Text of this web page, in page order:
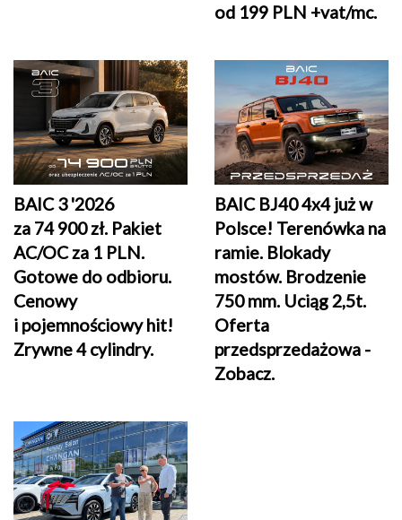
od 199 PLN +vat/mc.
BAIC 3 '2026
za 74 900 zł. Pakiet
AC/OC za 1 PLN.
Gotowe do odbioru.
Cenowy
i pojemnościowy hit!
Zrywne 4 cylindry.
BAIC BJ40 4x4 już w
Polsce! Terenówka na
ramie. Blokady
mostów. Brodzenie
750 mm. Uciąg 2,5t.
Oferta
przedsprzedażowa -
Zobacz.